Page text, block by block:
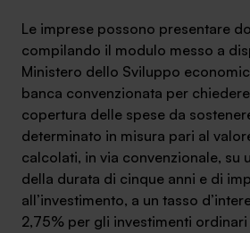
Le imprese possono presentare
compilando il modulo messo a
Ministero dello Sviluppo
banca convenzionata per
copertura delle spese da
determinato in misura pari al
calcolati, in via convenzionale, su
della durata di cinque anni e di
all’investimento, a un tasso
2,75% per gli investimenti